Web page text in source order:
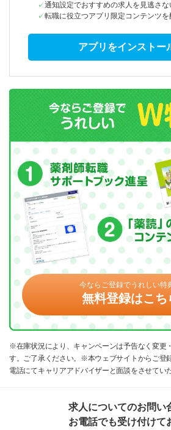
通知設定でおすすめの求人を見逃さな
転職に役立つアプリ限定コンテンツを
アプリをインストー
今ならご登録でうれしい特
無料登録はこち
※在庫状況により、キャンペーンは予告なく変更
す。ご了承ください。※本ウェブサイトからご登
電話にてキャリアアドバイザーと面談をさせてい
求人についてのお問い
お電話でも受け付けて